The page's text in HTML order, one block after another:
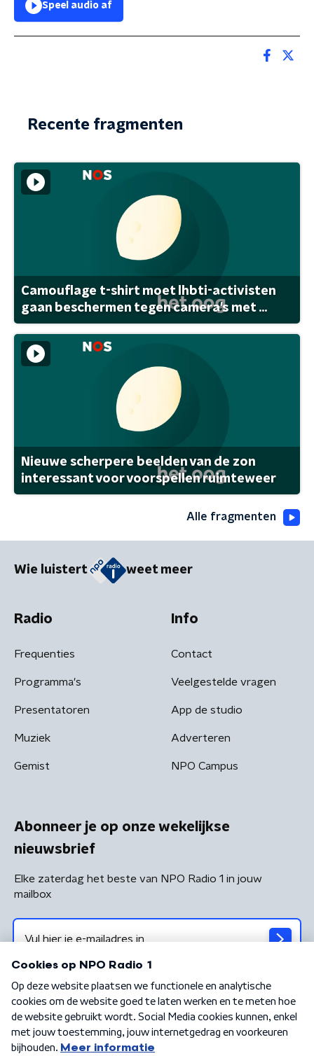
Speel audio af
Recente fragmenten
Camouflage t-shirt moet lhbti-activisten
gaan beschermen tegen camera's met ...
Nieuwe scherpere beelden van de zon
interessant voor voorspellen ruimteweer
Alle fragmenten
Wie luistert weet meer
Radio
Frequenties
Programma's
Presentatoren
Muziek
Gemist
Info
Contact
Veelgestelde vragen
App de studio
Adverteren
NPO Campus
Abonneer je op onze wekelijkse
nieuwsbrief
Elke zaterdag het beste van NPO Radio 1 in jouw
mailbox
Algemene voorwaarden